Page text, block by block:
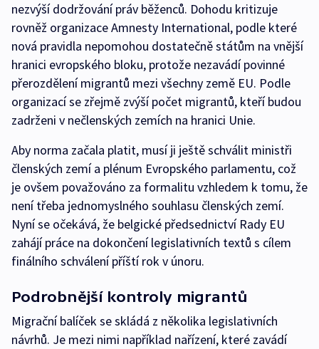
nezvýší dodržování práv běženců. Dohodu kritizuje
rovněž organizace Amnesty International, podle které
nová pravidla nepomohou dostatečně státům na vnější
hranici evropského bloku, protože nezavádí povinné
přerozdělení migrantů mezi všechny země EU. Podle
organizací se zřejmě zvýší počet migrantů, kteří budou
zadrženi v nečlenských zemích na hranici Unie.
Aby norma začala platit, musí ji ještě schválit ministři
členských zemí a plénum Evropského parlamentu, což
je ovšem považováno za formalitu vzhledem k tomu, že
není třeba jednomyslného souhlasu členských zemí.
Nyní se očekává, že belgické předsednictví Rady EU
zahájí práce na dokončení legislativních textů s cílem
finálního schválení příští rok v únoru.
Podrobnější kontroly migrantů
Migrační balíček se skládá z několika legislativních
návrhů. Je mezi nimi například nařízení, které zavádí